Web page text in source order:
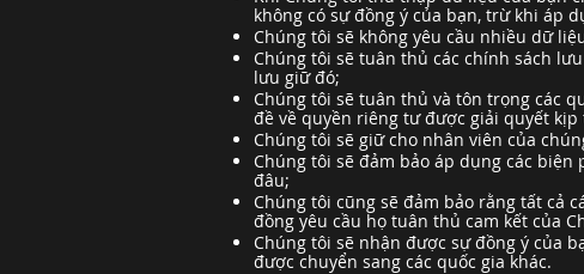
không có sự đồng ý của bạn, trừ khi áp
Chúng tôi sẽ không yêu cầu nhiều dữ
Chúng tôi sẽ tuân thủ các chính sách
lưu giữ đó;
Chúng tôi sẽ tuân thủ và tôn trọng các
đề về quyền riêng tư được giải quyết
Chúng tôi sẽ giữ cho nhân viên của
Chúng tôi sẽ đảm bảo áp dụng các
đâu;
Chúng tôi cũng sẽ đảm bảo rằng tất cả
đồng yêu cầu họ tuân thủ cam kết của
Chúng tôi sẽ nhận được sự đồng ý của
được chuyển sang các quốc gia khác.